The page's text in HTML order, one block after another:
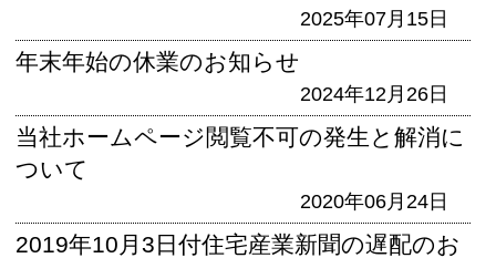
2025年07月15日
年末年始の休業のお知らせ
2024年12月26日
当社ホームページ閲覧不可の発生と解消に
ついて
2020年06月24日
2019年10月3日付住宅産業新聞の遅配のお